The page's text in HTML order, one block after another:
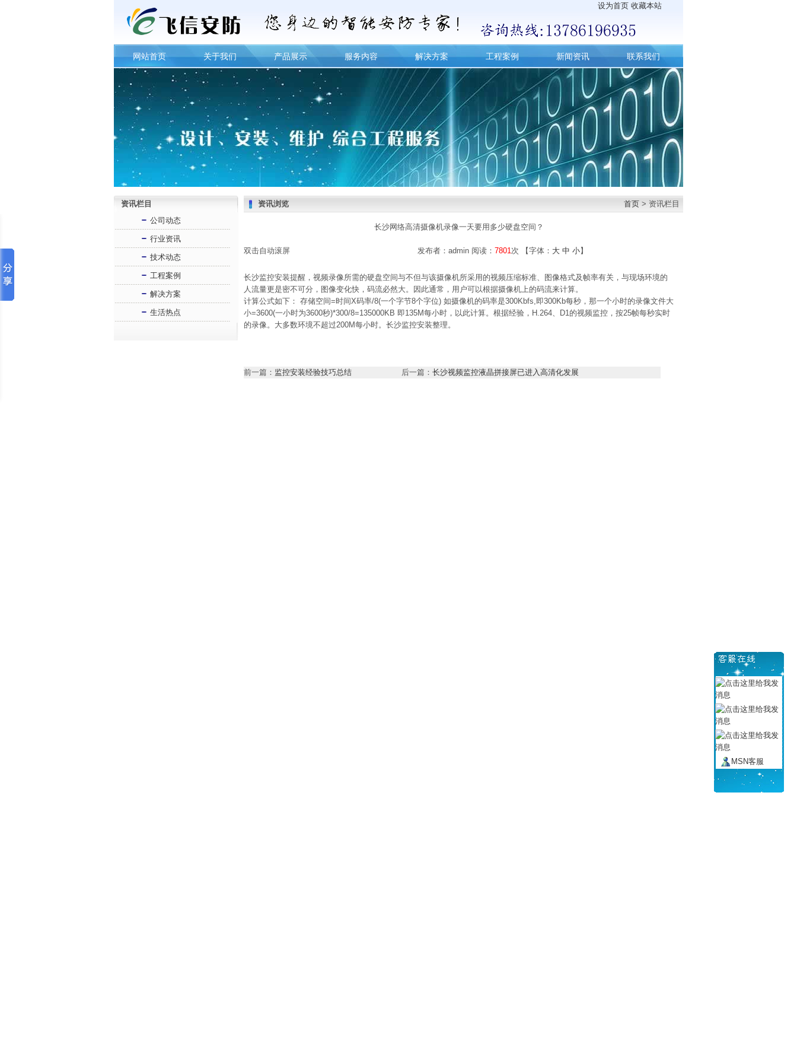
设为首页 收藏本站
网站首页 关于我们 产品展示 服务内容 解决方案 工程案例 新闻资讯 联系我们
资讯栏目
公司动态
行业资讯
技术动态
工程案例
解决方案
生活热点
资讯浏览 首页 > 资讯栏目
长沙网络高清摄像机录像一天要用多少硬盘空间？
双击自动滚屏 发布者：admin 阅读： 7801次 【字体： 大 中 小】
长沙监控安装提醒，视频录像所需的硬盘空间与不但与该摄像机所采用的视频压缩标准、图像格式及帧率有关，与现场环境的
人流量更是密不可分，图像变化快，码流必然大。因此通常，用户可以根据摄像机上的码流来计算。
计算公式如下： 存储空间=时间X码率/8(一个字节8个字位) 如摄像机的码率是300Kbfs,即300Kb每秒，那一个小时的录像文件大
小=3600(一小时为3600秒)*300/8=135000KB 即135M每小时，以此计算。根据经验，H.264、D1的视频监控，按25帧每秒实时
的录像。大多数环境不超过200M每小时。长沙监控安装整理。
前一篇： 监控安装经验技巧总结 后一篇： 长沙视频监控液晶拼接屏已进入高清化发展
MSN客服